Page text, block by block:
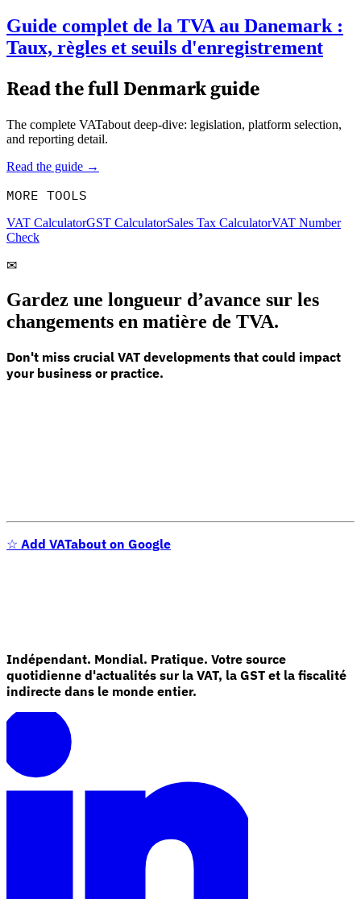
Guide complet de la TVA au Danemark :
Taux, règles et seuils d'enregistrement
Read the fullDenmarkguide
The complete VATabout deep-dive: legislation, platform selection,
and reporting detail.
Read the guide →
MORE TOOLS
VAT CalculatorGST CalculatorSales Tax CalculatorVAT Number
Check
✉
Gardez une longueur d’avance sur les
changements en matière de TVA.
Don't miss crucial VAT developments that could impact
your business or practice.
☆ Add VATabout on Google
Indépendant. Mondial. Pratique. Votre source
quotidienne d'actualités sur la VAT, la GST et la fiscalité
indirecte dans le monde entier.